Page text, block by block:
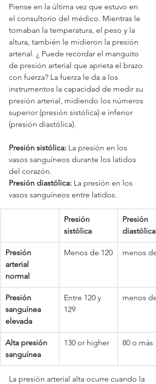
Piense en la última vez que estuvo en
el consultorio del médico. Mientras le
tomaban la temperatura, el peso y la
altura, también le midieron la presión
arterial. ¿ Puede recordar el manguito
de presión arterial que aprieta el brazo
con fuerza? La fuerza le da a los
instrumentos la capacidad de medir su
presión arterial, midiendo los números
superior (presión sistólica) e inferior
(presión diastólica).
Presión sistólica: La presión en los
vasos sanguíneos durante los latidos
del corazón.
Presión diastólica: La presión en los
vasos sanguíneos entre latidos.
​Presión
sistólica
​Presión
diastólica
​Presión
arterial
normal
​Menos de 120 ​menos de
​Presión
sanguínea
elevada
​Entre 120 y
129
​menos de
Alta presión
sanguínea
​130 or higher ​80 o más
La presión arterial alta ocurre cuando la